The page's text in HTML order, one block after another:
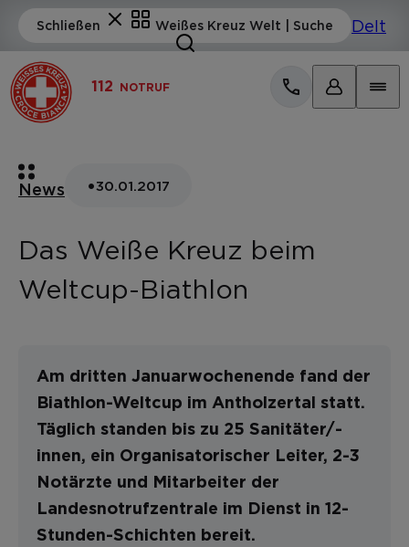
112 NOTRUF
News •30.01.2017
Das Weiße Kreuz beim
Weltcup-Biathlon
Am dritten Januarwochenende fand der
Biathlon-Weltcup im Antholzertal statt.
Täglich standen bis zu 25 Sanitäter/-
innen, ein Organisatorischer Leiter, 2-3
Notärzte und Mitarbeiter der
Landesnotrufzentrale im Dienst in 12-
Stunden-Schichten bereit.